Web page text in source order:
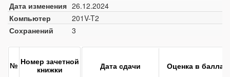
Дата изменения 26.12.2024
Компьютер
201V-T2
Сохранений
3
№ Номер зачетной
книжки
Дата сдачи Оценка в баллах